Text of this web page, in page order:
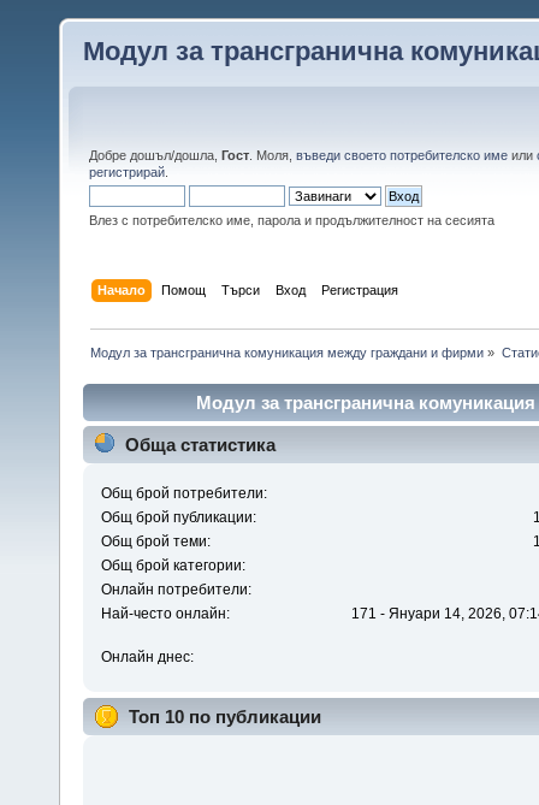
Модул за трансгранична
Добре дошъл/дошла, Гост . Моля, въведи своето потребителско име или
регистрирай
Влез с потребителско име, парола и продължителност на сесията
Начало Помощ Търси Вход Регистрация
Модул за трансгранична комуникация между граждани и фирми »
Модул за трансгранична
Обща статистика
Общ брой потребители:
Общ брой публикации:
Общ брой теми:
Общ брой категории:
Онлайн потребители:
Най-често онлайн:
171 - Януари 14, 2026,
Онлайн днес:
Топ 10 по публикации